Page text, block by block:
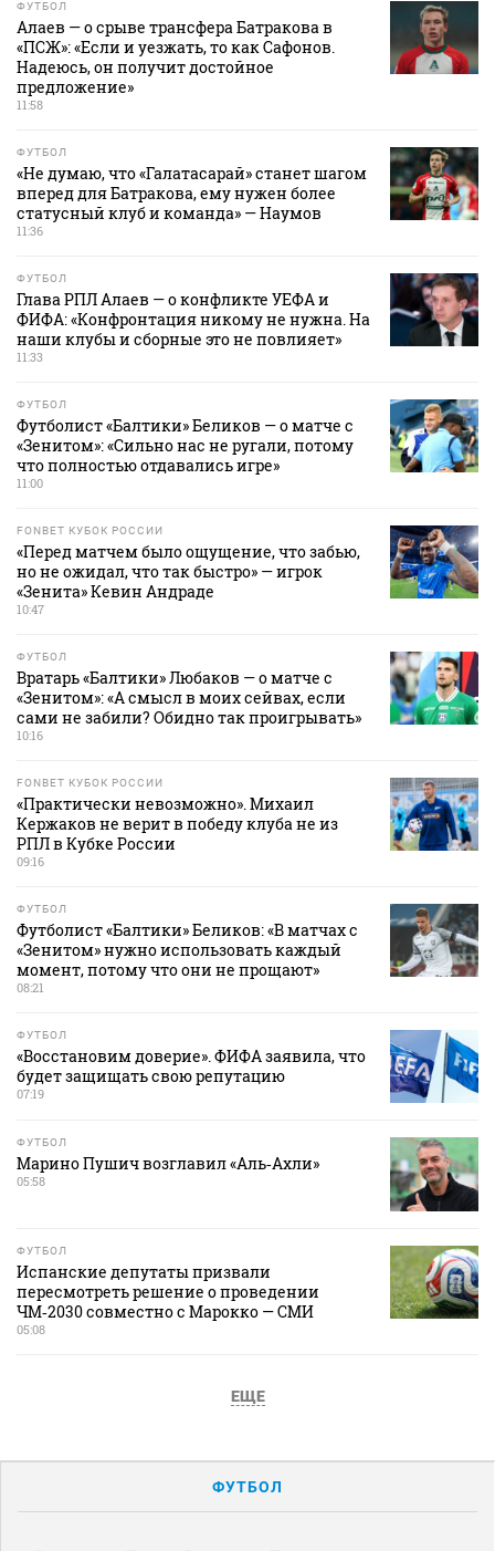
ФУТБОЛ
Алаев — о срыве трансфера Батракова в
«ПСЖ»: «Если и уезжать, то как Сафонов.
Надеюсь, он получит достойное
предложение»
11:58
ФУТБОЛ
«Не думаю, что «Галатасарай» станет шагом
вперед для Батракова, ему нужен более
статусный клуб и команда» — Наумов
11:36
ФУТБОЛ
Глава РПЛ Алаев — о конфликте УЕФА и
ФИФА: «Конфронтация никому не нужна. На
наши клубы и сборные это не повлияет»
11:33
ФУТБОЛ
Футболист «Балтики» Беликов — о матче с
«Зенитом»: «Сильно нас не ругали, потому
что полностью отдавались игре»
11:00
FONBET КУБОК РОССИИ
«Перед матчем было ощущение, что забью,
но не ожидал, что так быстро» — игрок
«Зенита» Кевин Андраде
10:47
ФУТБОЛ
Вратарь «Балтики» Любаков — о матче с
«Зенитом»: «А смысл в моих сейвах, если
сами не забили? Обидно так проигрывать»
10:16
FONBET КУБОК РОССИИ
«Практически невозможно». Михаил
Кержаков не верит в победу клуба не из
РПЛ в Кубке России
09:16
ФУТБОЛ
Футболист «Балтики» Беликов: «В матчах с
«Зенитом» нужно использовать каждый
момент, потому что они не прощают»
08:21
ФУТБОЛ
«Восстановим доверие». ФИФА заявила, что
будет защищать свою репутацию
07:19
ФУТБОЛ
Марино Пушич возглавил «Аль‑Ахли»
05:58
ФУТБОЛ
Испанские депутаты призвали
пересмотреть решение о проведении
ЧМ‑2030 совместно с Марокко — СМИ
05:08
ЕЩЕ
ФУТБОЛ